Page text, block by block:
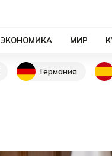
ЭКОНОМИКА МИР
Германия